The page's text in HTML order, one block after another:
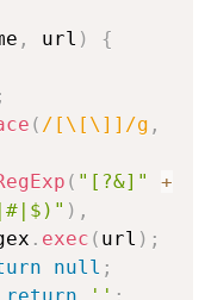
, url )
{
;
( /[\[\]]/g ,
( "[?&]"
+
) ,
. exec ( url ) ;
null ;